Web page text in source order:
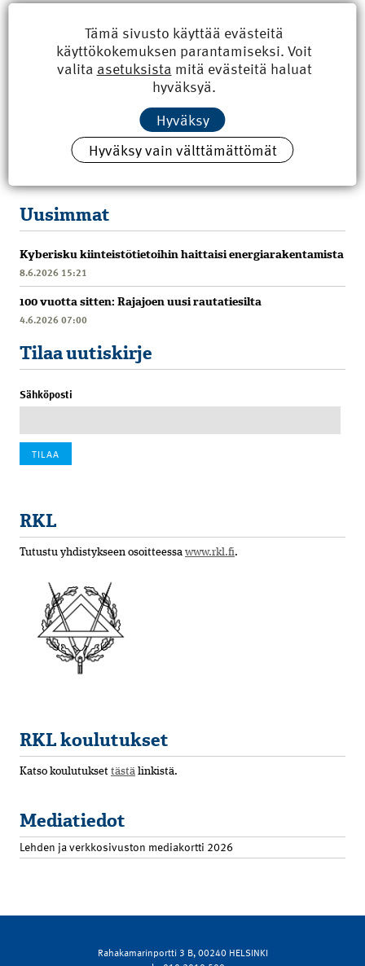
Uusimmat
Kyberisku kiinteistötietoihin haittaisi energiarakentamista
8.6.2026 15:21
100 vuotta sitten: Rajajoen uusi rautatiesilta
4.6.2026 07:00
Tilaa uutiskirje
Sähköposti
RKL
Tutustu yhdistykseen osoitteessa www.rkl.fi.
RKL koulutukset
Katso koulutukset tästä linkistä.
Mediatiedot
Lehden ja verkkosivuston mediakortti 2026
Rahakamarinportti 3 B, 00240 HELSINKI
Tämä sivusto käyttää evästeitä
käyttökokemuksen parantamiseksi. Voit
valita asetuksista mitä evästeitä haluat
hyväksyä.
Hyväksy
Hyväksy vain välttämättömät